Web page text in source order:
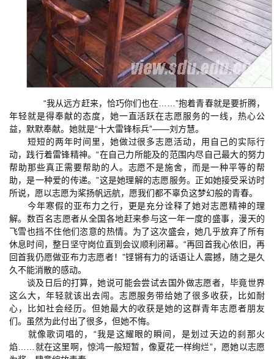
“我从远方赶来，恰巧你们也在……”抱着青春就是要折腾，
年轻就是得奉献的态度，她一直活跃在志愿服务的一线，热心公
益，默默奉献。她就是“十大雷锋标兵”——刘方慧。
短短的两年时间里，她做过很多志愿活动，用自己的实际行
动，践行着雷锋精神。“在自己力所能及的范围内尽自己最大的努力
帮助那些真正需要帮助的人。志愿不是施舍，而是一种平等的帮
助，是一种爱的传递。”这是她理解的志愿服务。正如她接受采访时
所说，愿以志愿为桨扬帆远航，愿我们都不辜负这梦幻般的青春。
今年寒假的亚布力之行，更是充分诠释了她对志愿精神的理
解。数百名志愿者从全国各地赶来参与这一年一度的盛事，漫天的
飞雪也挡不住他们恣意的热情。为了这次盛会，她几乎放弃了所有
休息时间，整日坚守岗位直到会议顺利闭幕。“再回首我心依旧，再
回首我仍愿做亚布力志愿者！”铿锵有力的话语让人震撼，随之是久
久不能消散的感动。
谈及日后的打算，她说可能会尝试去国外做志愿者，毕竟世界
这么大，年轻就该出去闯。志愿服务带给她了很多收获，比如耐
心，比如社会经历。但她最大的收获是她的这群青年志愿者朋友
们。虽然为此付出了很多，但她不悔。
就像歌词唱的，“我是这耀眼的瞬间，是划过天边的刹那火
焰……就在这里啊，惊鸿一般短暂，像夏花一样绚烂”，愿她以志愿